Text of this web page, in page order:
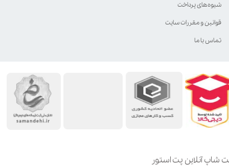
شاپ آنلاین پت استور
شیوه‌های پرداخت
قوانین و مقررات سایت
تماس با ما